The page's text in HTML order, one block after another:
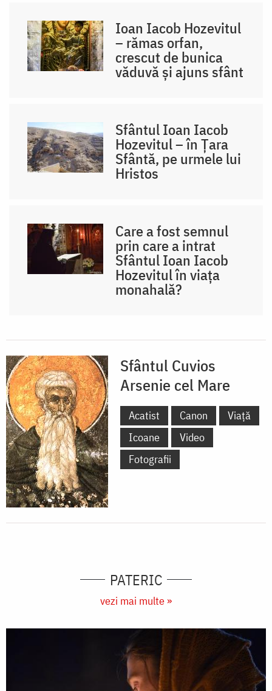
Ioan Iacob Hozevitul
– rămas orfan,
crescut de bunica
văduvă și ajuns sfânt
Sfântul Ioan Iacob
Hozevitul – în Țara
Sfântă, pe urmele lui
Hristos
Care a fost semnul
prin care a intrat
Sfântul Ioan Iacob
Hozevitul în viața
monahală?
Sfântul Cuvios
Arsenie cel Mare
Acatist Canon
Viață
Icoane
Video
Fotografii
PATERIC
vezi mai multe »